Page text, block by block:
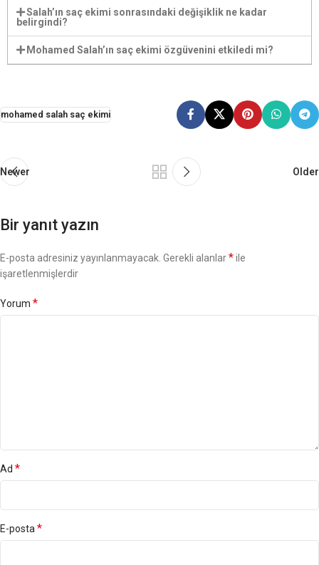
Salah’ın saç ekimi sonrasındaki değişiklik ne kadar
belirgindi?
Mohamed Salah’ın saç ekimi özgüvenini etkiledi mi?
mohamed salah saç ekimi
Newer Older
Bir yanıt yazın
E-posta adresiniz yayınlanmayacak. Gerekli alanlar*ile
işaretlenmişlerdir
Yorum *
Ad *
E-posta *